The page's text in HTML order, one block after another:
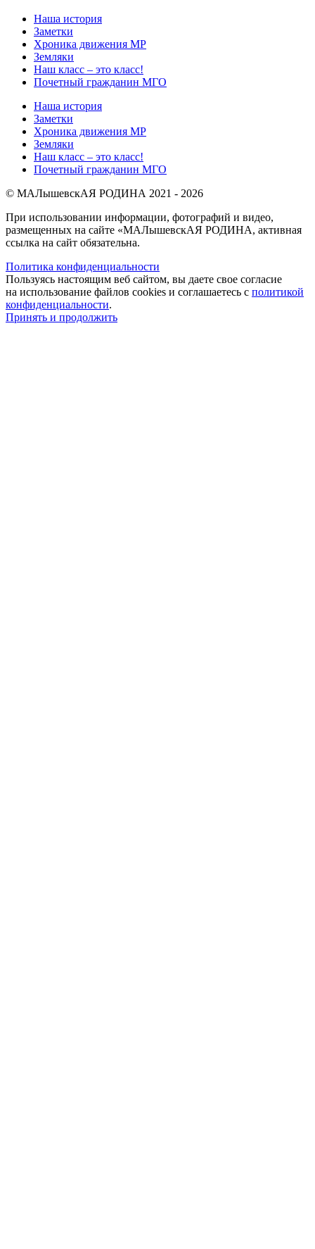
Наша история
Заметки
Хроника движения МР
Земляки
Наш класс – это класс!
Почетный гражданин МГО
Наша история
Заметки
Хроника движения МР
Земляки
Наш класс – это класс!
Почетный гражданин МГО
© МАЛышевскАЯ РОДИНА 2021 - 2026
При использовании информации, фотографий и видео,
размещенных на сайте «МАЛышевскАЯ РОДИНА, активная
ссылка на сайт обязательна.
Политика конфиденциальности
Пользуясь настоящим веб сайтом, вы даете свое согласие
на использование файлов cookies и соглашаетесь с политикой
конфиденциальности.
Принять и продолжить